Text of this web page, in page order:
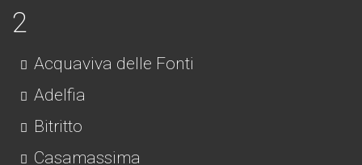
Acquaviva delle Fonti
Adelfia
Bitritto
Casamassima